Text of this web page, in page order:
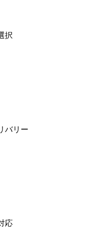
択
バリー
応